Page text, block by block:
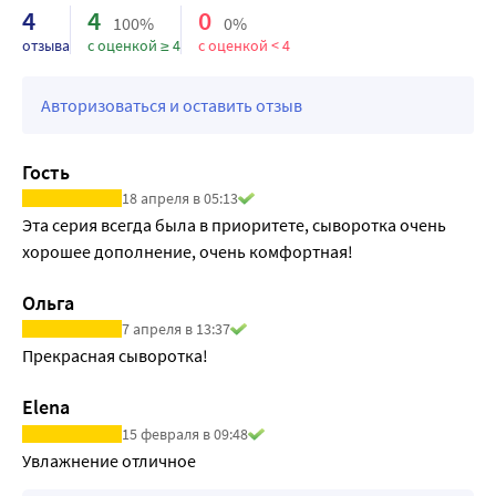
5. питает кожу.
НАУКА ОБ ЭКСПОЗОМ-ФАКТОРАХ. В период менопаузы
кортизола усиливают старение кожи. Для борьбы с
Доказано клинически.
Протестировано под контролем дерматологов.
Специальные особенности: гипоаллергенная формула
Результат: разглаживает морщины, ремоделирует
4
отзыва
4 100%
с оценкой ≥ 4
0 0%
с оценкой < 4
Авторизоваться и оставить отзыв
Гость
18 апреля в 05:13
Эта серия всегда была в приоритете, сыворотка очень
хорошее дополнение, очень комфортная!
Ольга
7 апреля в 13:37
Прекрасная сыворотка!
Elena
15 февраля в 09:48
Увлажнение отличное